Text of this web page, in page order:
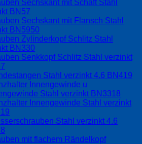
Sechskant mit Schaft Stahl
BN57
Sechskant mit Flansch Stahl
BN5950
Zylinderkopf Schlitz Stahl
BN330
Senkkopf Schlitz Stahl verzinkt
Stahl verzinkt 4.6 BN419
Innengewinde u
Stahl verzinkt BN3318
Innengewinde Stahl verzinkt
Stahl verzinkt 4.6
mit flachem Rändelkopf